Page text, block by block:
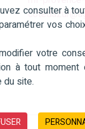
consulter à
vos
votre
à tout moment
du site.